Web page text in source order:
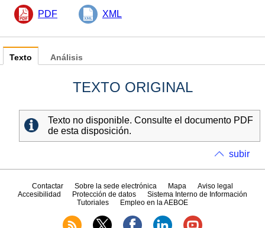
PDF XML
Texto
TEXTO ORIGINAL
Texto no disponible. Consulte el documento PDF
de esta disposición.
Análisis
subir
Contactar Sobre la sede electrónica Mapa
Aviso legal
Accesibilidad
Protección de datos
Sistema Interno de Información
Tutoriales
Empleo en la AEBOE